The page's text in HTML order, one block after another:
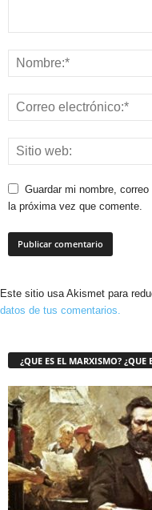
Guardar mi nombre,
la próxima vez que comente.
Este sitio usa Akismet para
datos de tus comentarios.
¿QUE ES EL MARXISMO?